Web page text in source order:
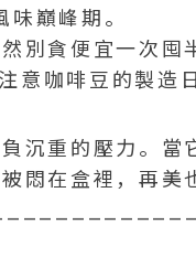
巔峰期。
別貪便宜一次囤
意咖啡豆的製造
沉重的壓力。當
悶在盒裡，再美